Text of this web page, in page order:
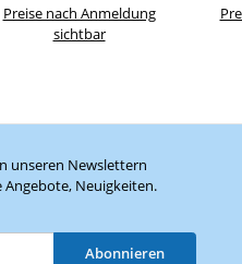
Preise nach Anmeldung
sichtbar
unseren Newslettern
Neuigkeiten.
Abonnieren